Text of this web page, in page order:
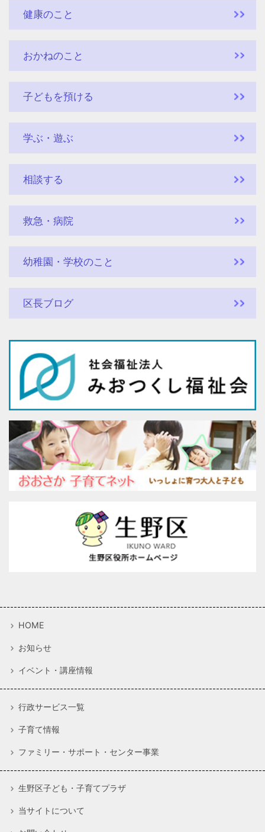
健康のこと
おかねのこと
子どもを預ける
学ぶ・遊ぶ
相談する
救急・病院
幼稚園・学校のこと
区長ブログ
HOME
お知らせ
イベント・講座情報
行政サービス一覧
子育て情報
ファミリー・サポート・センター事業
生野区子ども・子育てプラザ
当サイトについて